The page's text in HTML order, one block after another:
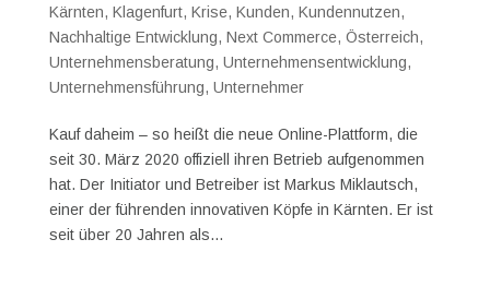
Kärnten, Klagenfurt, Krise, Kunden, Kundennutzen,
Nachhaltige Entwicklung, Next Commerce, Österreich,
Unternehmensberatung, Unternehmensentwicklung,
Unternehmensführung, Unternehmer
Kauf daheim – so heißt die neue Online-Plattform, die
seit 30. März 2020 offiziell ihren Betrieb aufgenommen
hat. Der Initiator und Betreiber ist Markus Miklautsch,
einer der führenden innovativen Köpfe in Kärnten. Er ist
seit über 20 Jahren als...